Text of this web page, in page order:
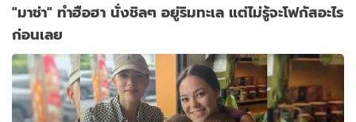
"มาช่า" ทำฮือฮา นั่งชิลๆ อยู่ริมทะเล แต่ไม่รู้จะโฟกัสอะไร
ก่อนเลย